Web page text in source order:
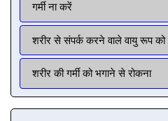
गर्मी ना करें
शरीर से संपर्क करने वाले वायु रूप को
शरीर की गर्मी को भगाने से रोकना